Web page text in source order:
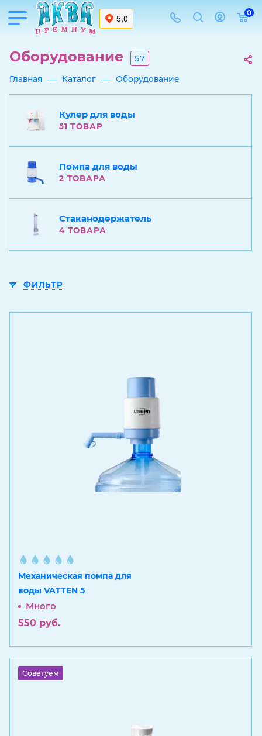
0
Оборудование 57
Главная — Каталог — Оборудование
Кулер для воды
51 ТОВАР
Помпа для воды
2 ТОВАРА
Стаканодержатель
4 ТОВАРА
ФИЛЬТР
Механическая помпа для
воды VATTEN 5
Много
550 руб.
Советуем